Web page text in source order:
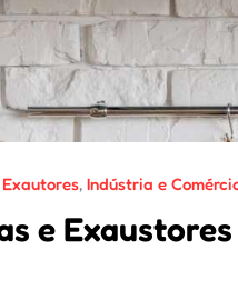
, Indústria e
e